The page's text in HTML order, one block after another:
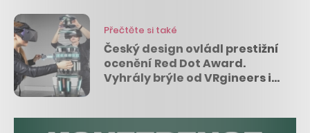
Přečtěte si také
Český design ovládl prestižní
ocenění Red Dot Award.
Vyhrály brýle od VRgineers i